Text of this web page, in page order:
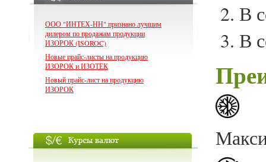
ООО "ИНТЕХ-НН" признано лучшим
дилером по продажам продукции
ИЗОРОК (ISOROC)
Новые прайс-листы на продукцию
ИЗОРОК и ИЗОТЕК
Новый прайс-лист на продукцию
ИЗОРОК
В
В